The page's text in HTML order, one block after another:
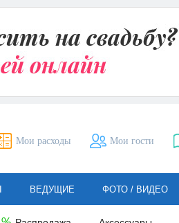
Мои расходы Мои гости
ВЕДУЩИЕ ФОТО / ВИДЕО